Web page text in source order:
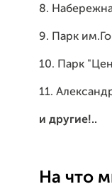
8.
9. Парк
10. Парк
11.
и другие!..
На что